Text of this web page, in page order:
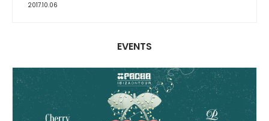
2017.10.06
EVENTS